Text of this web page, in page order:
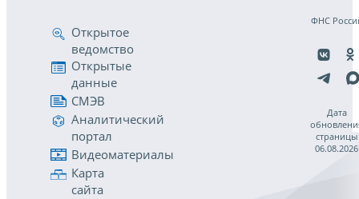
Открытое
ведомство
Открытые
данные
СМЭВ
Аналитический
портал
Видеоматериалы
Карта
сайта
ФНС
Дата
страницы
06.08.2026